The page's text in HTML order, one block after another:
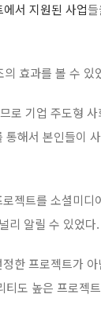
서 지원된 사업
효과를 볼 수 있
로 기업 주도형
통해서 본인들이
젝트를 소셜미
리 알릴 수 있었다.
한 프로젝트가
티도 높은 프로젝